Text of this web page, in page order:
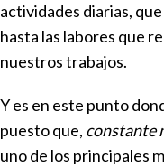
actividades diarias,
hasta las labores que
nuestros trabajos.
Y es en este punto
puesto que, constante
uno de los principales